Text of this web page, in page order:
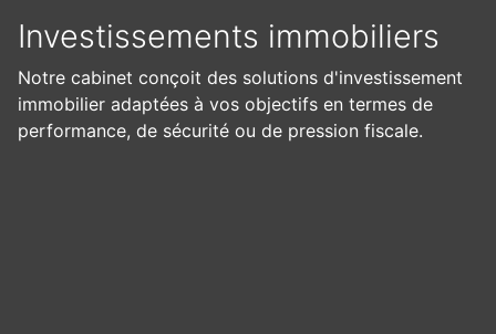
Investissements immobiliers
Notre cabinet conçoit des solutions d'investissement
immobilier adaptées à vos objectifs en termes de
performance, de sécurité ou de pression fiscale.